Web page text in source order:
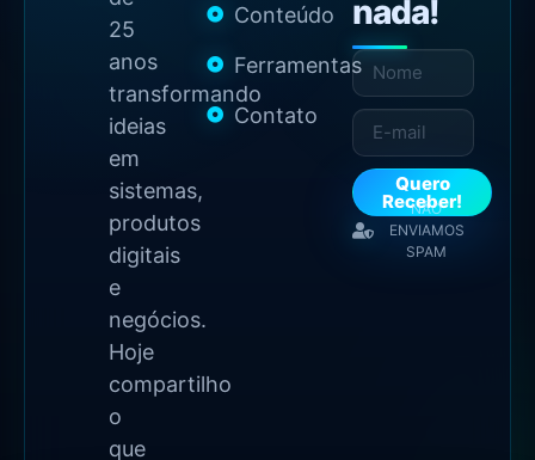
25
anos
transformando
ideias
em
sistemas,
produtos
digitais
e
negócios.
Hoje
compartilho
o
que
Conteúdo
Ferramentas
Contato
nada!
Quero
Receber!
NÃO
ENVIAMOS
SPAM